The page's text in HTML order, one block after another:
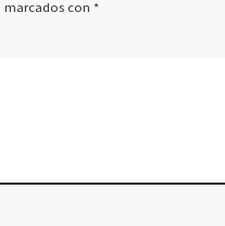
marcados con *